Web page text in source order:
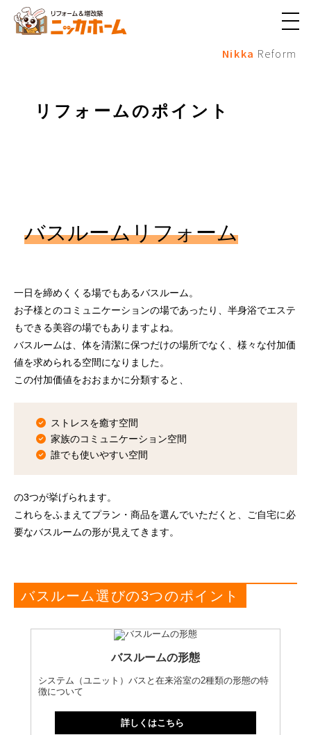
メ
ュ
Nikka Reform
リフォームのポイント
バスルームリフォーム
一日を締めくくる場でもあるバスルーム。
お子様とのコミュニケーションの場であったり、半身浴でエステ
もできる美容の場でもありますよね。
バスルームは、体を清潔に保つだけの場所でなく、様々な付加価
値を求められる空間になりました。
この付加価値をおおまかに分類すると、
ストレスを癒す空間
家族のコミュニケーション空間
誰でも使いやすい空間
の3つが挙げられます。
これらをふまえてプラン・商品を選んでいただくと、ご自宅に必
要なバスルームの形が見えてきます。
バスルーム選びの3つのポイント
バスルームの形態
システム（ユニット）バスと在来浴室の2種類の形態の特
徴について
詳しくはこちら